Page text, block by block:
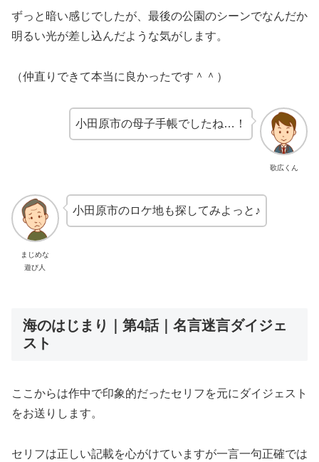
ずっと暗い感じでしたが、最後の公園のシーンでなんだか
明るい光が差し込んだような気がします。
（仲直りできて本当に良かったです＾＾）
歌広くん
小田原市の母子手帳でしたね…！
まじめな
遊び人
小田原市のロケ地も探してみよっと♪
海のはじまり｜第4話｜名言迷言ダイジェ
スト
ここからは作中で印象的だったセリフを元にダイジェスト
をお送りします。
セリフは正しい記載を心がけていますが一言一句正確では